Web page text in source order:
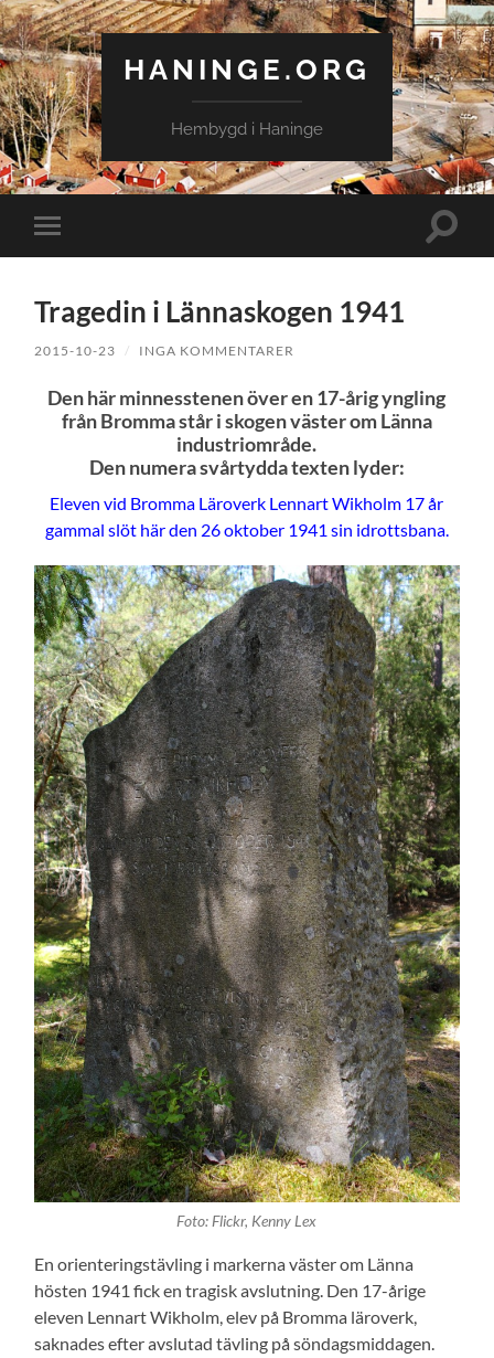
HANINGE.ORG
Hembygd i Haninge
Slå
på/av
Slå
Tragedin i Lännaskogen 1941
2015-10-23 / INGA KOMMENTARER
Den här minnesstenen över en 17-årig yngling
från Bromma står i skogen väster om Länna
industriområde.
Den numera svårtydda texten lyder:
Eleven vid Bromma Läroverk Lennart Wikholm 17 år
gammal slöt här den 26 oktober 1941 sin idrottsbana.
Foto: Flickr, Kenny Lex
En orienteringstävling i markerna väster om Länna
hösten 1941 fick en tragisk avslutning. Den 17-årige
eleven Lennart Wikholm, elev på Bromma läroverk,
saknades efter avslutad tävling på söndagsmiddagen.